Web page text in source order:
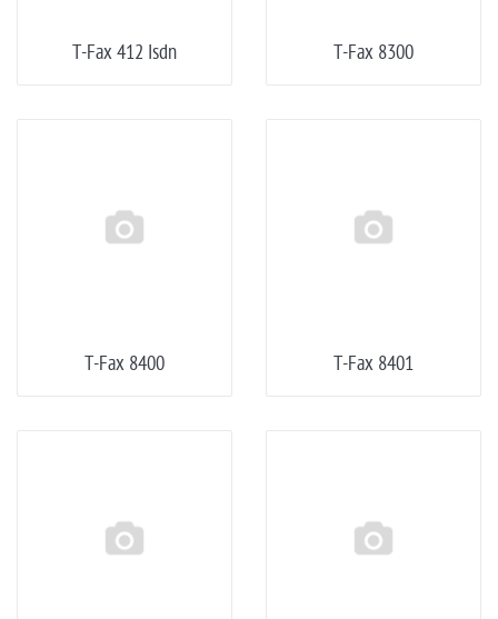
T-Fax 412 Isdn T-Fax 8300
T-Fax 8400 T-Fax 8401